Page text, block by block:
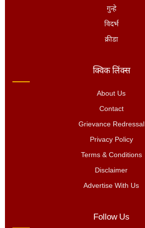
गुन्हे
विदर्भ
क्रीडा
क्विक लिंक्स
About Us
Contact
Grievance Redressal
Privacy Policy
Terms & Conditions
Disclaimer
Advertise With Us
Follow Us